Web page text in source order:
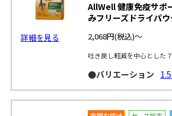
詳細を見る
AllWell 健康免疫サポ
みフリーズドライパ
2,068円(税込)～
吐き戻し軽減を中心とした
●バリエーション